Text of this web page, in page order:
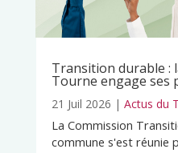
Transition durable :
Tourne engage ses
21 Juil 2026 | Actus du
La Commission
commune s'est réunie